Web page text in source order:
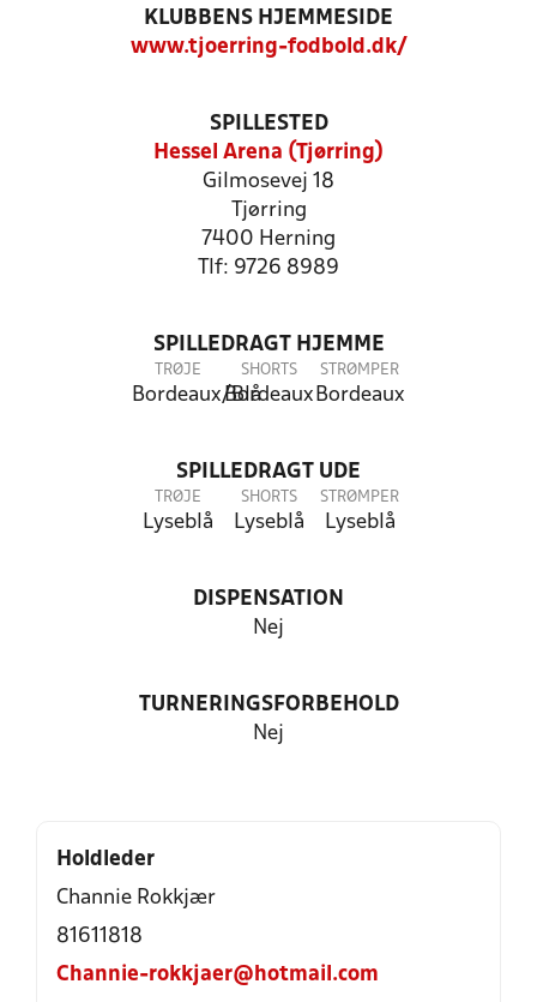
KLUBBENS HJEMMESIDE
www.tjoerring-fodbold.dk/
SPILLESTED
Hessel Arena (Tjørring)
Gilmosevej 18
Tjørring
7400 Herning
Tlf: 9726 8989
SPILLEDRAGT HJEMME
TRØJE
Bordeaux/Blå
SHORTS
Bordeaux
STRØMPER
Bordeaux
SPILLEDRAGT UDE
TRØJE
Lyseblå
SHORTS
Lyseblå
STRØMPER
Lyseblå
DISPENSATION
Nej
TURNERINGSFORBEHOLD
Nej
Holdleder
Channie Rokkjær
81611818
Channie-rokkjaer@hotmail.com